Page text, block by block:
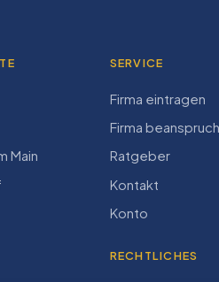
Main
SERVICE
Firma eintragen
Firma
Ratgeber
Kontakt
Konto
RECHTLICHES